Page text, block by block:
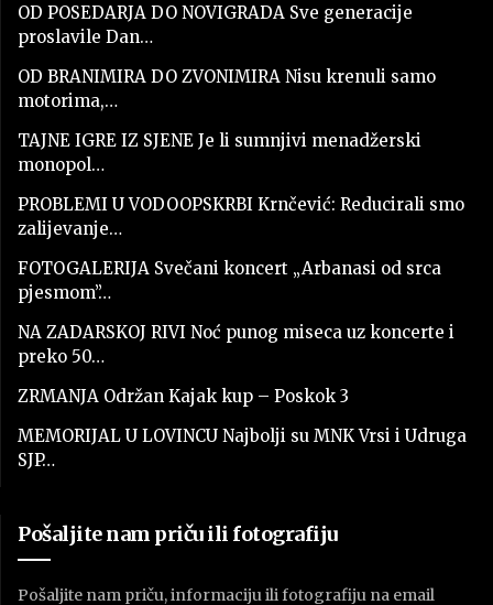
OD POSEDARJA DO NOVIGRADA Sve generacije
proslavile Dan…
OD BRANIMIRA DO ZVONIMIRA Nisu krenuli samo
motorima,…
TAJNE IGRE IZ SJENE Je li sumnjivi menadžerski
monopol…
PROBLEMI U VODOOPSKRBI Krnčević: Reducirali smo
zalijevanje…
FOTOGALERIJA Svečani koncert „Arbanasi od srca
pjesmom”…
NA ZADARSKOJ RIVI Noć punog miseca uz koncerte i
preko 50…
ZRMANJA Održan Kajak kup – Poskok 3
MEMORIJAL U LOVINCU Najbolji su MNK Vrsi i Udruga
SJP…
Pošaljite nam priču ili fotografiju
Pošaljite nam priču, informaciju ili fotografiju na email